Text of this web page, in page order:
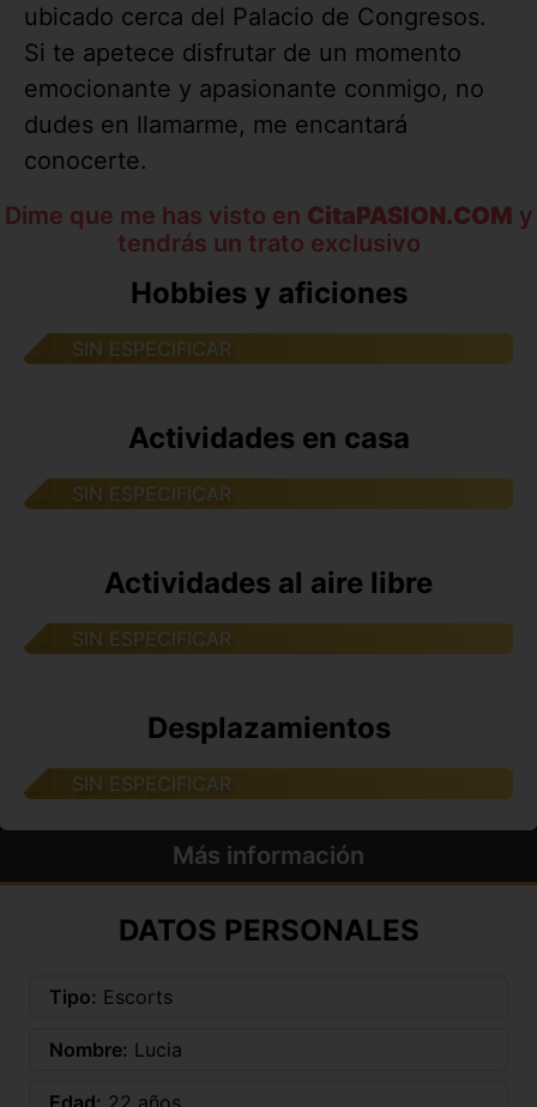
ubicado cerca del Palacio de Congresos.
Si te apetece disfrutar de un momento
emocionante y apasionante conmigo, no
dudes en llamarme, me encantará
conocerte.
Dime que me has visto en CitaPASION.COM y
tendrás un trato exclusivo
Hobbies y aficiones
SIN ESPECIFICAR
Actividades en casa
SIN ESPECIFICAR
Actividades al aire libre
SIN ESPECIFICAR
Desplazamientos
SIN ESPECIFICAR
Más información
DATOS PERSONALES
Tipo: Escorts
Nombre: Lucia